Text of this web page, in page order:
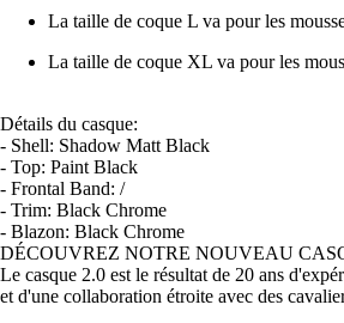
La taille de coque L va pour les
La taille de coque XL va pour les
Détails du casque:
- Shell: Shadow Matt Black
- Top: Paint Black
- Frontal Band: /
- Trim: Black Chrome
- Blazon: Black Chrome
DÉCOUVREZ NOTRE NOUVEAU
Le casque 2.0 est le résultat de 20 ans
et d'une collaboration étroite avec des